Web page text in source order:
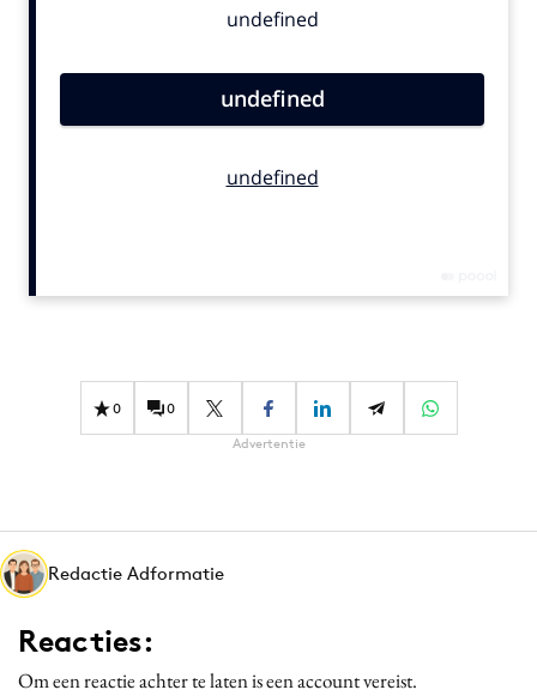
Contentmarketing
Effectiviteit
Gedragsverandering
Martech
Media
Merkstrategie
PR
Programmatic
0 0
Advertentie
Redactie Adformatie
Reacties:
Om een reactie achter te laten is een account vereist.